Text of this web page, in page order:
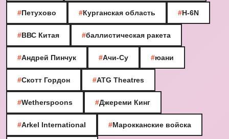
#Петухово #Курганская область #H-6N
#ВВС Китая #баллистическая ракета
#Андрей Пинчук #Ачи-Су #юани
#Скотт Гордон #ATG Theatres
#Wetherspoons #Джереми Кинг
#Arkel International #Марокканские войска